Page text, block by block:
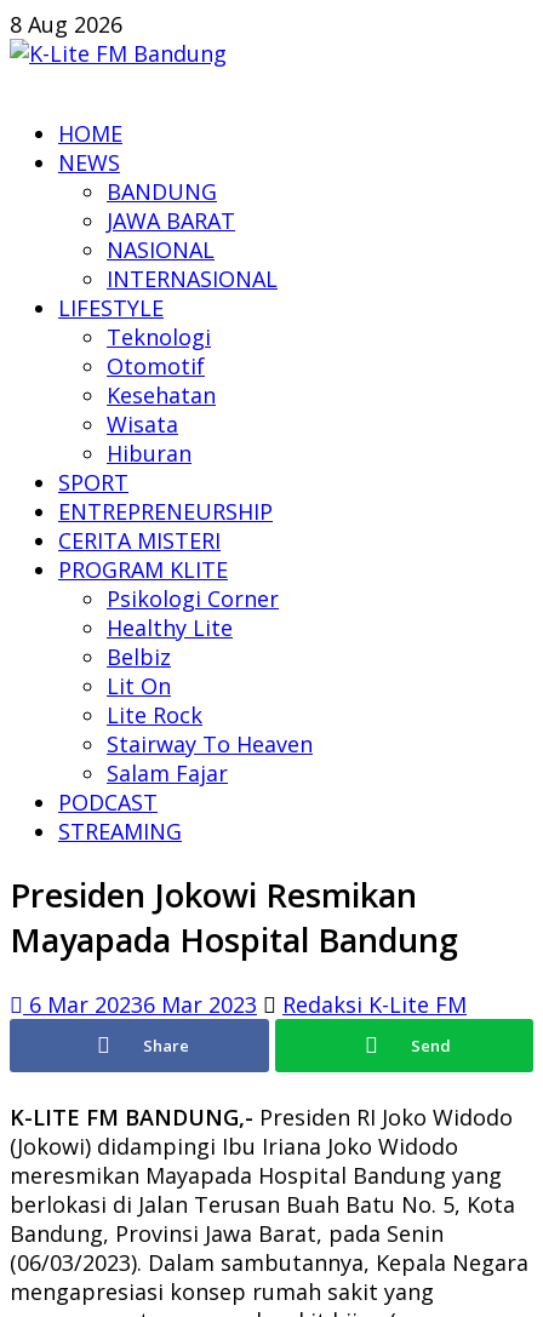
Skip
to
8 Aug 2026
Lite
Bandung
News
HOME
NEWS
BANDUNG
JAWA BARAT
NASIONAL
INTERNASIONAL
LIFESTYLE
Teknologi
Otomotif
Kesehatan
Wisata
Hiburan
SPORT
ENTREPRENEURSHIP
CERITA MISTERI
PROGRAM KLITE
Psikologi Corner
Healthy Lite
Belbiz
Lit On
Lite Rock
Stairway To Heaven
Salam Fajar
PODCAST
STREAMING
Presiden Jokowi Resmikan
Mayapada Hospital Bandung
6 Mar 20236 Mar 2023 Redaksi K-Lite FM
Share Send
K-LITE FM BANDUNG,- Presiden RI Joko Widodo
(Jokowi) didampingi Ibu Iriana Joko Widodo
meresmikan Mayapada Hospital Bandung yang
berlokasi di Jalan Terusan Buah Batu No. 5, Kota
Bandung, Provinsi Jawa Barat, pada Senin
(06/03/2023). Dalam sambutannya, Kepala Negara
mengapresiasi konsep rumah sakit yang